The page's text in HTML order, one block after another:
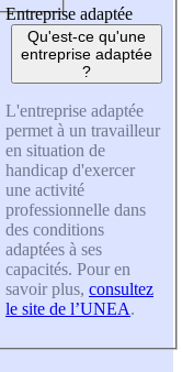
Entreprise adaptée
Qu'est-ce qu'une
entreprise adaptée
?
L'entreprise adaptée
permet à un travailleur
en situation de
handicap d'exercer
une activité
professionnelle dans
des conditions
adaptées à ses
capacités. Pour en
savoir plus, consultez
le site de l’UNEA.